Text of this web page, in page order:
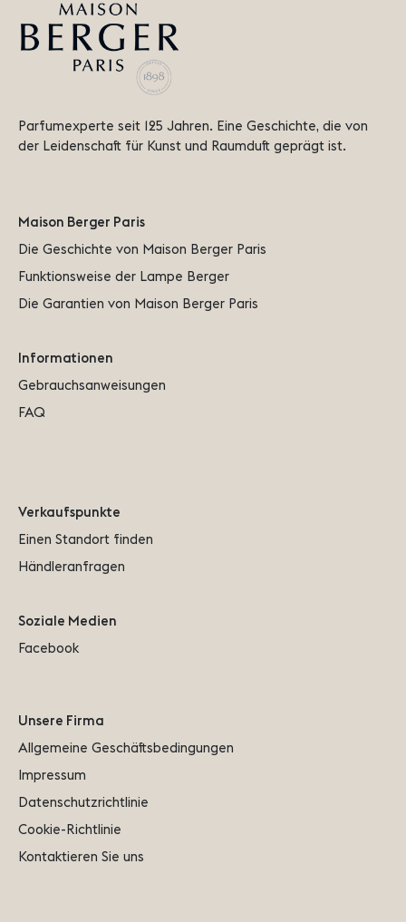
Parfumexperte seit 125 Jahren. Eine Geschichte, die von
der Leidenschaft für Kunst und Raumduft geprägt ist.
Maison Berger Paris
Die Geschichte von Maison Berger Paris
Funktionsweise der Lampe Berger
Die Garantien von Maison Berger Paris
Informationen
Gebrauchsanweisungen
FAQ
Verkaufspunkte
Einen Standort finden
Händleranfragen
Soziale Medien
Facebook
Unsere Firma
Allgemeine Geschäftsbedingungen
Impressum
Datenschutzrichtlinie
Cookie-Richtlinie
Kontaktieren Sie uns